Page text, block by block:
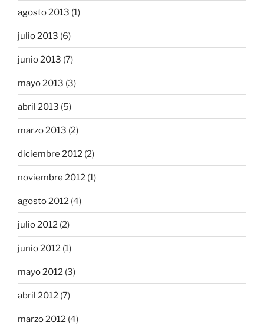
agosto 2013 (1)
julio 2013 (6)
junio 2013 (7)
mayo 2013 (3)
abril 2013 (5)
marzo 2013 (2)
diciembre 2012 (2)
noviembre 2012 (1)
agosto 2012 (4)
julio 2012 (2)
junio 2012 (1)
mayo 2012 (3)
abril 2012 (7)
marzo 2012 (4)